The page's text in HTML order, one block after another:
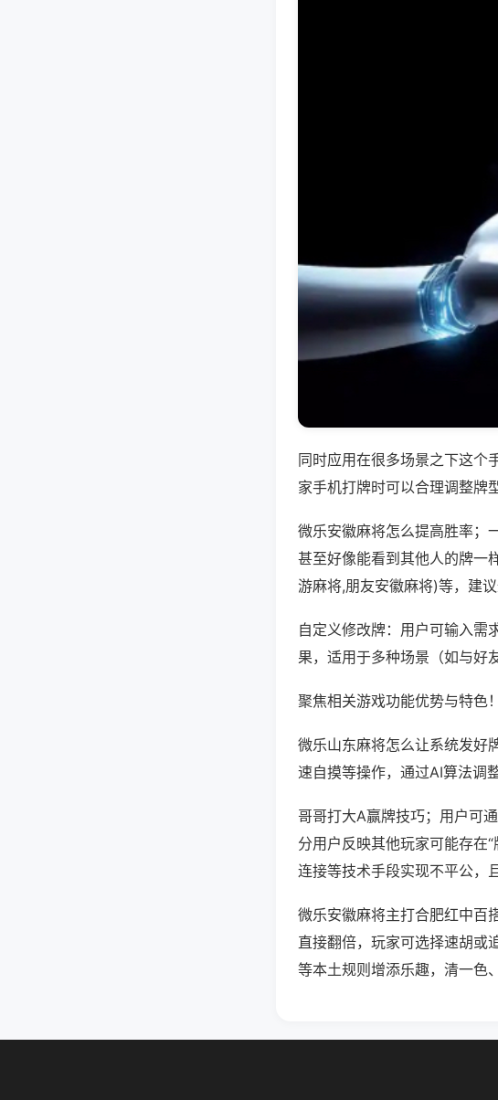
同时应用在很多场景之下这个
家手机打牌时可以合理调整牌
微乐安徽麻将怎么提高胜率；
甚至好像能看到其他人的牌一
游麻将,朋友安徽麻将)等，建
自定义修改牌：用户可输入需
果，适用于多种场景（如与好
聚焦相关游戏功能优势与特色！
微乐山东麻将怎么让系统发好
速自摸等操作，通过AI算法调
哥哥打大A赢牌技巧；用户可
分用户反映其他玩家可能存在
连接等技术手段实现不平公，
微乐安徽麻将主打合肥红中百
直接翻倍，玩家可选择速胡或
等本土规则增添乐趣，清一色